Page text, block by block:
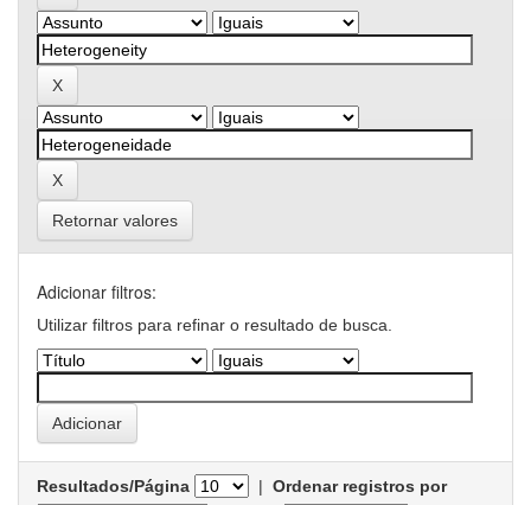
Retornar valores
Adicionar filtros:
Utilizar filtros para refinar o resultado de busca.
Resultados/Página | Ordenar registros por